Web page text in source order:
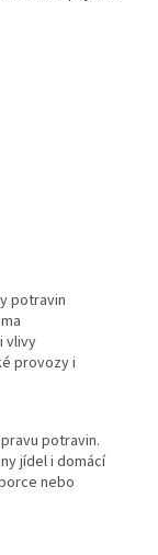
potravin
vlivy
provozy i
potravin.
jídel i domácí
nebo